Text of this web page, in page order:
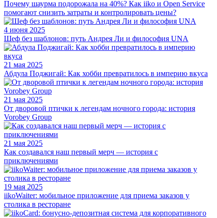
Почему шаурма подорожала на 40%? Как iiko и Open Service
помогают снизить затраты и контролировать цены?
4 июня 2025
Шеф без шаблонов: путь Андрея Ли и философия UNA
21 мая 2025
Абдула Поджигай: Как хобби превратилось в империю вкуса
21 мая 2025
От дворовой птички к легендам ночного города: история
Vorobey Group
21 мая 2025
Как создавался наш первый мерч — история с
приключениями
19 мая 2025
iikoWaiter: мобильное приложение для приема заказов у
столика в ресторане